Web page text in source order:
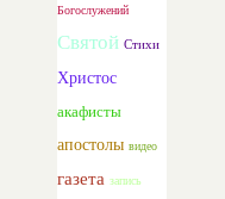
Богослужений
Святой Стихи
Христос
акафисты
апостолы видео
газета запись